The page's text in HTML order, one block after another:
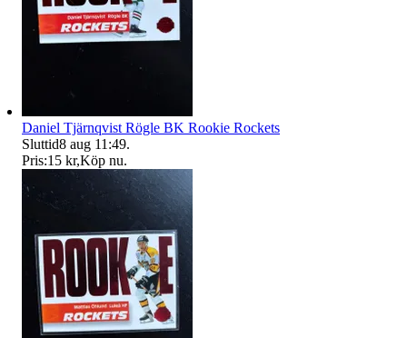
Daniel Tjärnqvist Rögle BK Rookie Rockets
Sluttid8 aug 11:49.
Pris:15 kr,Köp nu.